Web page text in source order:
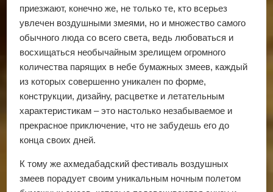
приезжают, конечно же, не только те, кто всерьез
увлечен воздушными змеями, но и множество самого
обычного люда со всего света, ведь любоваться и
восхищаться необычайным зрелищем огромного
количества парящих в небе бумажных змеев, каждый
из которых совершенно уникален по форме,
конструкции, дизайну, расцветке и летательным
характеристикам – это настолько незабываемое и
прекрасное приключение, что не забудешь его до
конца своих дней.
К тому же ахмедабадский фестиваль воздушных
змеев порадует своим уникальным ночным полетом